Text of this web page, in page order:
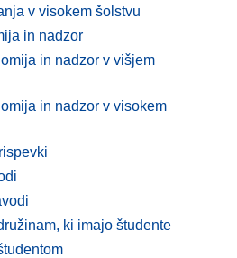
v visokem šolstvu
in nadzor
in nadzor v višjem
in nadzor v visokem
ki imajo študente